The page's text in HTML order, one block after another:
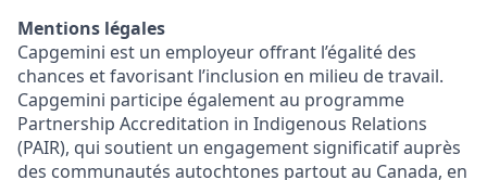
Mentions légales
Capgemini est un employeur offrant l’égalité des
chances et favorisant l’inclusion en milieu de travail.
Capgemini participe également au programme
Partnership Accreditation in Indigenous Relations
(PAIR), qui soutient un engagement significatif auprès
des communautés autochtones partout au Canada, en